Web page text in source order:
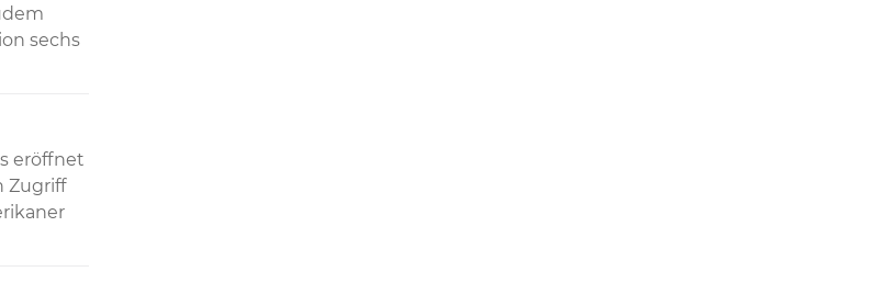
sechs
eröffnet
Zugriff